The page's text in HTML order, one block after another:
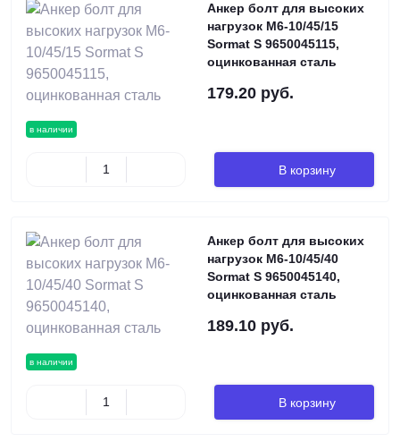
в наличии
Анкер болт для высоких
нагрузок М6-10/45/15
Sormat S 9650045115,
оцинкованная сталь
179.20 руб.
В корзину
в наличии
Анкер болт для высоких
нагрузок М6-10/45/40
Sormat S 9650045140,
оцинкованная сталь
189.10 руб.
В корзину